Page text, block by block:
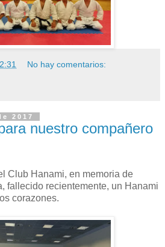
No hay comentarios:
2017
nuestro compañero
Club Hanami, en memoria de
fallecido recientemente, un Hanami
corazones.